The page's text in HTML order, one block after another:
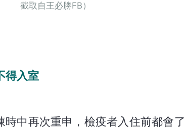
截取自王必勝FB）
得入室
中再次重申，檢疫者入住前都會